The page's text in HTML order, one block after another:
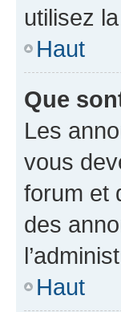
utilisez
Haut
Que
Les
vous
forum et
des
Haut